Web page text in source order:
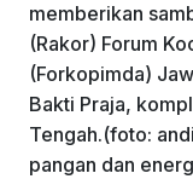
memberikan
(Rakor) Forum
(Forkopimda)
Bakti Praja,
Tengah.(foto:
pangan dan